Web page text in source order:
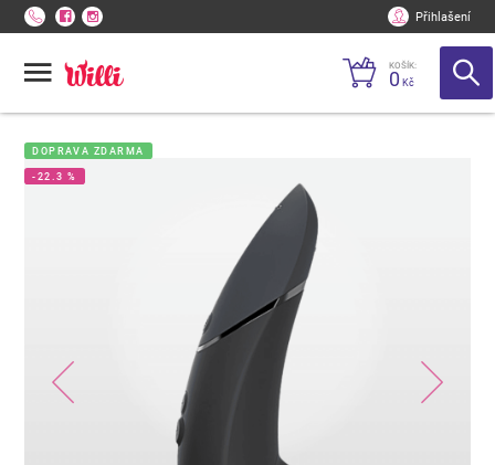
Přihlašení
KOŠÍK:
0 Kč
DOPRAVA ZDARMA
-22.3 %